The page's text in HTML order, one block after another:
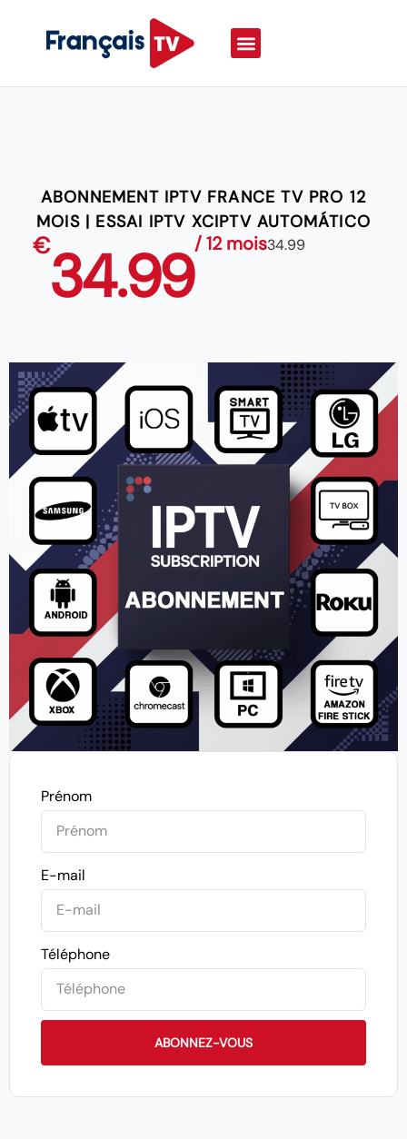
ABONNEMENT IPTV FRANCE TV PRO 12
MOIS | ESSAI IPTV XCIPTV AUTOMÁTICO
€34.99/ 12 mois34.99
Prénom
E-mail
Téléphone
ABONNEZ-VOUS